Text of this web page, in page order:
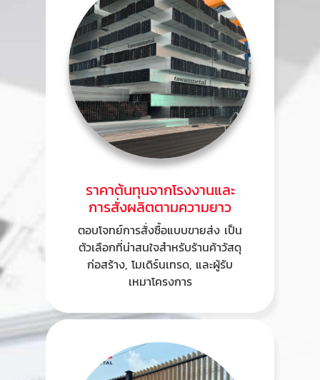
ราคาต้นทุนจากโรงงานและ
การสั่งผลิตตามความยาว
ตอบโจทย์การสั่งซื้อแบบขายส่ง เป็น
ตัวเลือกที่น่าสนใจสำหรับร้านค้าวัสดุ
ก่อสร้าง, โมเดิร์นเทรด, และผู้รับ
เหมาโครงการ